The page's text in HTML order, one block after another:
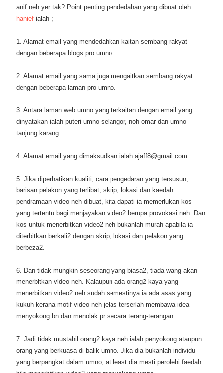
anif neh yer tak? Point penting pendedahan yang dibuat oleh
hanief ialah ;
1. Alamat email yang mendedahkan kaitan sembang rakyat
dengan beberapa blogs pro umno.
2. Alamat email yang sama juga mengaitkan sembang rakyat
dengan beberapa laman pro umno.
3. Antara laman web umno yang terkaitan dengan email yang
dinyatakan ialah puteri umno selangor, noh omar dan umno
tanjung karang.
4. Alamat email yang dimaksudkan ialah ajaff8@gmail.com
5. Jika diperhatikan kualiti, cara pengedaran yang tersusun,
barisan pelakon yang terlibat, skrip, lokasi dan kaedah
pendramaan video neh dibuat, kita dapati ia memerlukan kos
yang tertentu bagi menjayakan video2 berupa provokasi neh. Dan
kos untuk menerbitkan video2 neh bukanlah murah apabila ia
diterbitkan berkali2 dengan skrip, lokasi dan pelakon yang
berbeza2.
6. Dan tidak mungkin seseorang yang biasa2, tiada wang akan
menerbitkan video neh. Kalaupun ada orang2 kaya yang
menerbitkan video2 neh sudah semestinya ia ada asas yang
kukuh kerana motif video neh jelas terserlah membawa idea
menyokong bn dan menolak pr secara terang-terangan.
7. Jadi tidak mustahil orang2 kaya neh ialah penyokong ataupun
orang yang berkuasa di balik umno. Jika dia bukanlah individu
yang berpangkat dalam umno, at least dia mesti perolehi faedah